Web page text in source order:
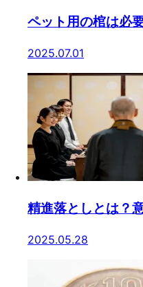
ペット用の棺は必
2025.07.01
精進落としとは？
2025.05.28